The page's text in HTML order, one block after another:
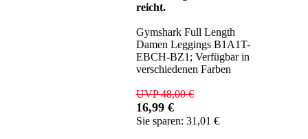
reicht.
Gymshark Full Length
Damen Leggings B1A1T-
EBCH-BZ1; Verfügbar in
verschiedenen Farben
UVP 48,00 €
16,99 €
Sie sparen: 31,01 €